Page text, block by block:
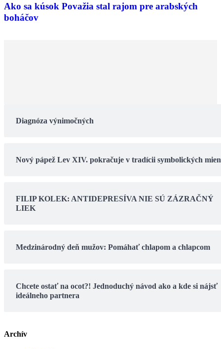
Ako sa kúsok Považia stal rajom pre arabských
boháčov
Diagnóza výnimočných
Nový pápež Lev XIV. pokračuje v tradícii symbolických
FILIP KOLEK: ANTIDEPRESÍVA NIE SÚ ZÁZRAČNÝ
LIEK
Medzinárodný deň mužov: Pomáhať chlapom a chlapcom
Chcete ostať na ocot?! Jednoduchý návod ako a kde si nájsť
ideálneho partnera
Archív